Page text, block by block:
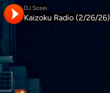
DJ Sosei
Kaizoku Radio (2/26/26)